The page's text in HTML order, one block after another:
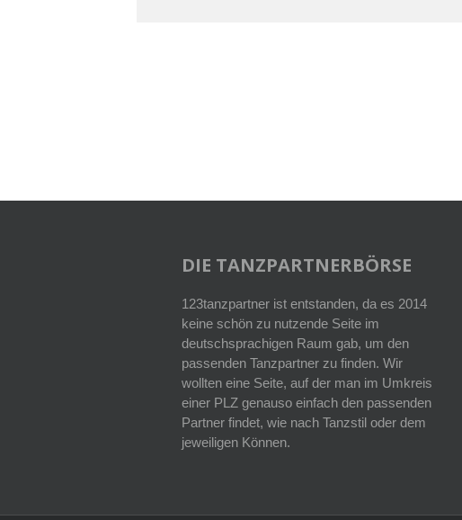
DIE TANZPARTNERBÖRSE
123tanzpartner ist entstanden, da es 2014
keine schön zu nutzende Seite im
deutschsprachigen Raum gab, um den
passenden Tanzpartner zu finden. Wir
wollten eine Seite, auf der man im Umkreis
einer PLZ genauso einfach den passenden
Partner findet, wie nach Tanzstil oder dem
jeweiligen Können.